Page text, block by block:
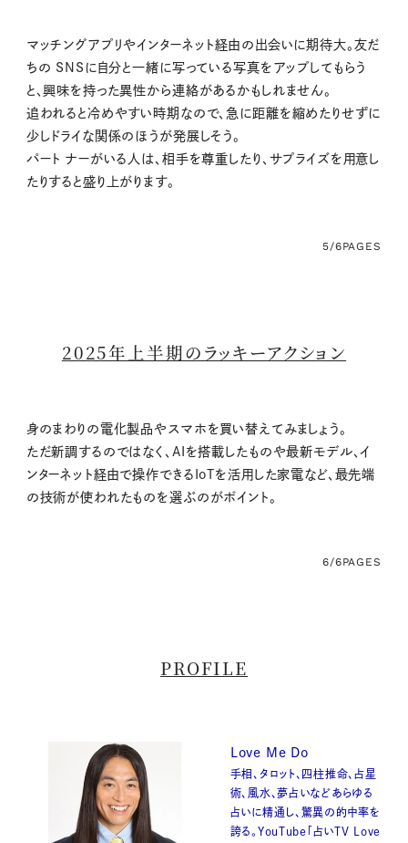
マッチングアプリやインターネット経由の出会いに期待大。友だ
ちの SNSに自分と一緒に写っている写真をアップしてもらう
と、興味を持った異性から連絡があるかもしれません。
追われると冷めやすい時期なので、急に距離を縮めたりせずに
少しドライな関係のほうが発展しそう。
パート ナーがいる人は、相手を尊重したり、サプライズを用意し
たりすると盛り上がります。
5/6PAGES
2025年上半期のラッキーアクション
身のまわりの電化製品やスマホを買い替えてみましょう。
ただ新調するのではなく、AIを搭載したものや最新モデル、イ
ンターネット経由で操作できるIoTを活用した家電など、最先端
の技術が使われたものを選ぶのがポイント。
6/6PAGES
PROFILE
Love Me Do
手相、タロット、四柱推命、占星
術、風水、夢占いなどあらゆる
占いに精通し、驚異の的中率を
誇る。YouTube「占いTV Love